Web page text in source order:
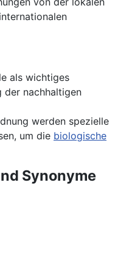
als wichtiges
der nachhaltigen
werden spezielle
um die biologische
Synonyme